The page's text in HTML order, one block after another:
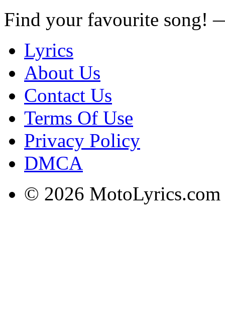
Find your favourite song!
Lyrics
About Us
Contact Us
Terms Of Use
Privacy Policy
DMCA
© 2026 MotoLyrics.com